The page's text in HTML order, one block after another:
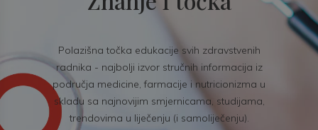
Polazišna točka edukacije svih zdravstvenih
radnika - najbolji izvor stručnih informacija iz
područja medicine, farmacije i nutricionizma u
skladu sa najnovijim smjernicama, studijama,
trendovima u liječenju (i samoliječenju).